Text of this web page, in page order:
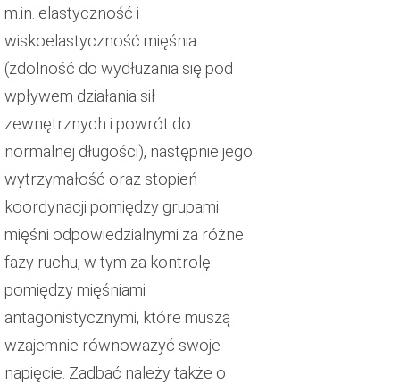
m.in. elastyczność i
wiskoelastyczność mięśnia
(zdolność do wydłużania się pod
wpływem działania sił
zewnętrznych i powrót do
normalnej długości), następnie jego
wytrzymałość oraz stopień
koordynacji pomiędzy grupami
mięśni odpowiedzialnymi za różne
fazy ruchu, w tym za kontrolę
pomiędzy mięśniami
antagonistycznymi, które muszą
wzajemnie równoważyć swoje
napięcie. Zadbać należy także o